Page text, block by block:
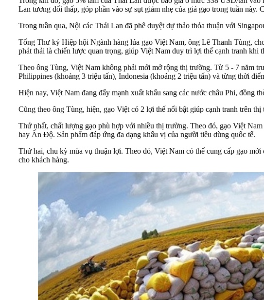
Lan tương đối thấp, góp phần vào sự sụt giảm nhẹ của giá gạo trong tuần
Trong tuần qua, Nội các Thái Lan đã phê duyệt dự thảo thỏa thuận với
Tổng Thư ký Hiệp hội Ngành hàng lúa gạo Việt Nam, ông Lê Thanh Tùng,
phát thải là chiến lược quan trọng, giúp Việt Nam duy trì lợi thế cạnh tranh khi
Theo ông Tùng, Việt Nam không phải mới mở rộng thị trường. Từ 5 - 7 năm
Philippines (khoảng 3 triệu tấn), Indonesia (khoảng 2 triệu tấn) và từng thời
Hiện nay, Việt Nam đang đẩy mạnh xuất khẩu sang các nước châu Phi, đồng
Cũng theo ông Tùng, hiện, gạo Việt có 2 lợi thế nổi bật giúp cạnh tranh trên thị
Thứ nhất, chất lượng gạo phù hợp với nhiều thị trường. Theo đó, gạo Việt
hay Ấn Độ. Sản phẩm đáp ứng đa dạng khẩu vị của người tiêu dùng quốc tế.
Thứ hai, chu kỳ mùa vụ thuận lợi. Theo đó, Việt Nam có thể cung cấp gạo
cho khách hàng.